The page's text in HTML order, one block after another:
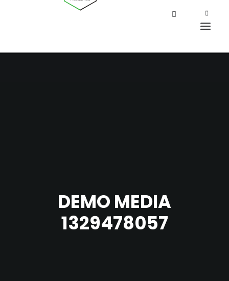
DEMO MEDIA
1329478057